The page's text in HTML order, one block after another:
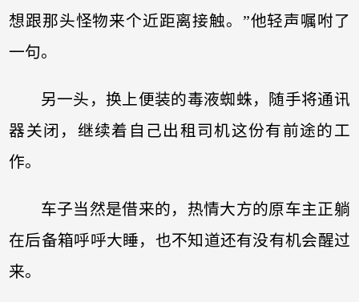
想跟那头怪物来个近距离接触。”他轻声嘱咐了
一句。
另一头，换上便装的毒液蜘蛛，随手将通讯
器关闭，继续着自己出租司机这份有前途的工
作。
车子当然是借来的，热情大方的原车主正躺
在后备箱呼呼大睡，也不知道还有没有机会醒过
来。